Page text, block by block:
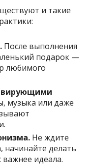
и такие
После выполнения
подарок —
любимого
музыка или даже
Не ждите
начинайте делать
идеала.